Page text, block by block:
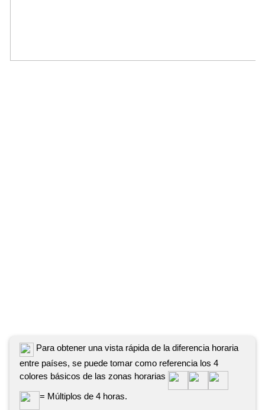
Para obtener una vista rápida de la diferencia horaria
entre países, se puede tomar como referencia los 4
colores básicos de las zonas horarias
= Múltiplos de 4 horas.